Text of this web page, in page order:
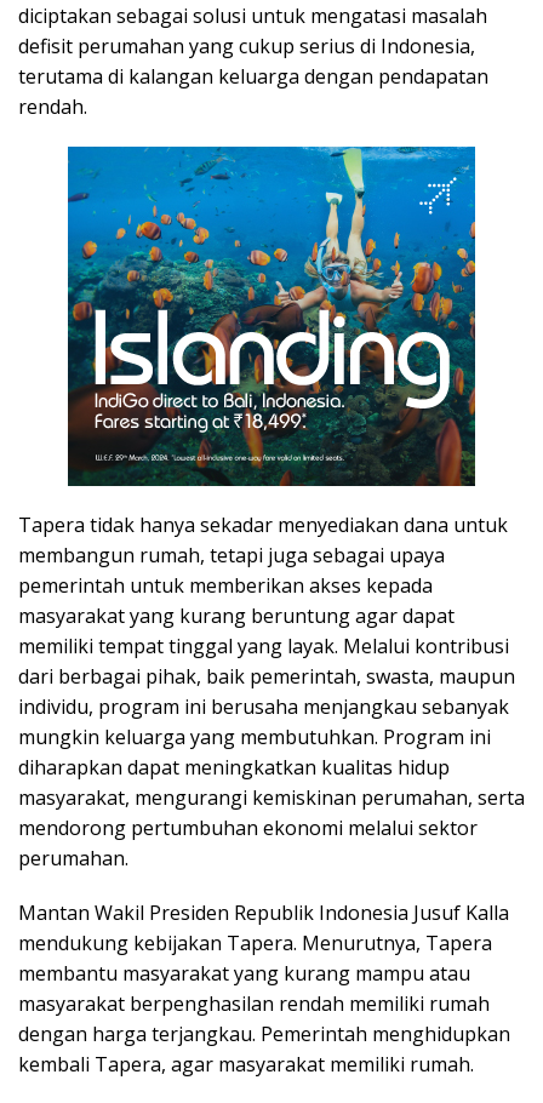
diciptakan sebagai solusi untuk mengatasi masalah
defisit perumahan yang cukup serius di Indonesia,
terutama di kalangan keluarga dengan pendapatan
rendah.
Tapera tidak hanya sekadar menyediakan dana untuk
membangun rumah, tetapi juga sebagai upaya
pemerintah untuk memberikan akses kepada
masyarakat yang kurang beruntung agar dapat
memiliki tempat tinggal yang layak. Melalui kontribusi
dari berbagai pihak, baik pemerintah, swasta, maupun
individu, program ini berusaha menjangkau sebanyak
mungkin keluarga yang membutuhkan. Program ini
diharapkan dapat meningkatkan kualitas hidup
masyarakat, mengurangi kemiskinan perumahan, serta
mendorong pertumbuhan ekonomi melalui sektor
perumahan.
Mantan Wakil Presiden Republik Indonesia Jusuf Kalla
mendukung kebijakan Tapera. Menurutnya, Tapera
membantu masyarakat yang kurang mampu atau
masyarakat berpenghasilan rendah memiliki rumah
dengan harga terjangkau. Pemerintah menghidupkan
kembali Tapera, agar masyarakat memiliki rumah.